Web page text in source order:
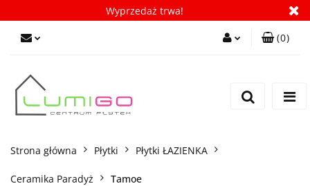
Wyprzedaż trwa!
(0)
Strona główna Płytki Płytki ŁAZIENKA
Ceramika Paradyż Tamoe